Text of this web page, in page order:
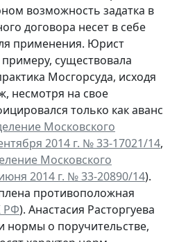
возможность задатка в
договора несет в себе
применения. Юрист
существовала
Мосгорсуда, исходя
несмотря на свое
только как аванс
Московского
2014 г. № 33-17021/14,
Московского
2014 г. № 33-20890/14).
противоположная
РФ). Анастасия Расторгуева
нормы о поручительстве,